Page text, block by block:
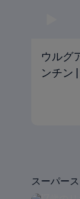
ウルグ
ンチン
スーパー